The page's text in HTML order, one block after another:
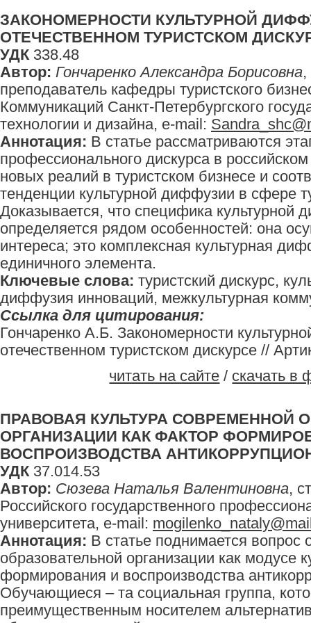
ЗАКОНОМЕРНОСТИ КУЛЬТУРНОЙ
ОТЕЧЕСТВЕННОМ ТУРИСТСКОМ
УДК338.48
Автор: Гончаренко Александра Борисовна,
преподаватель кафедры туристского
Коммуникаций Санкт-Петербургского
технологии и дизайна, e-mail:
Аннотация: В статье рассматриваются
профессионального дискурса в
новых реалий в туристском бизнесе и
тенденции культурной диффузии в сфере
Доказывается, что специфика культурной
определяется рядом особенностей: она
интереса; это комплексная культурная
единичного элемента.
Ключевые слова: туристский дискурс,
диффузия инноваций, межкультурная
Ссылка для цитирования:
Гончаренко А.Б. Закономерности
отечественном туристском дискурсе //
читать на сайте / скачать в
ПРАВОВАЯ КУЛЬТУРА СОВРЕМЕННОЙ
ОРГАНИЗАЦИИ КАК ФАКТОР
ВОСПРОИЗВОДСТВА
УДК37.014.53
Автор: Сюзева Наталья Валентиновна,
Российского государственного
университета, e-mail:
Аннотация: В статье поднимается вопрос
образовательной организации как модусе
формирования и воспроизводства
Обучающиеся – та социальная группа,
преимущественным носителем